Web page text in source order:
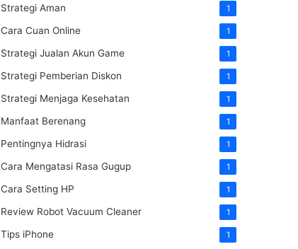
Strategi Aman 1
Cara Cuan Online 1
Strategi Jualan Akun Game 1
Strategi Pemberian Diskon 1
Strategi Menjaga Kesehatan 1
Manfaat Berenang 1
Pentingnya Hidrasi 1
Cara Mengatasi Rasa Gugup 1
Cara Setting HP 1
Review Robot Vacuum Cleaner 1
Tips iPhone 1